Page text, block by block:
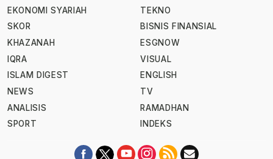
EKONOMI SYARIAH
SKOR
KHAZANAH
IQRA
ISLAM DIGEST
NEWS
ANALISIS
SPORT
TEKNO
BISNIS FINANSIAL
ESGNOW
VISUAL
ENGLISH
TV
RAMADHAN
INDEKS